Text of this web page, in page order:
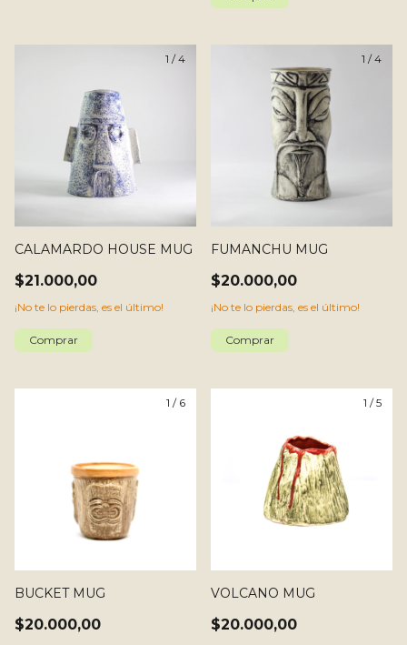
1 /4
CALAMARDO HOUSE MUG
$21.000,00
¡No te lo pierdas, es el último!
1 /4
FUMANCHU MUG
$20.000,00
¡No te lo pierdas, es el último!
1 / 6
BUCKET MUG
$20.000,00
1 /5
VOLCANO MUG
$20.000,00